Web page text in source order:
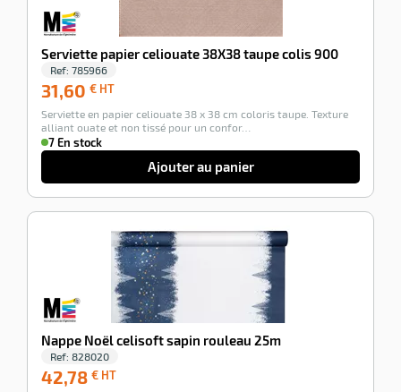
Serviette papier celiouate 38X38 taupe colis 900
Ref: 785966
31,60 € HT
HT
Serviette en papier celiouate 38 x 38 cm coloris taupe. Texture
alliant ouate et non tissé pour un confor…
7 En stock
Ajouter au panier
Nappe Noël celisoft sapin rouleau 25m
Ref: 828020
42,78 € HT